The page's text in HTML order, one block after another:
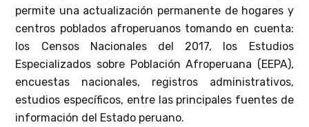
permite una actualización permanente de hogares y
centros poblados afroperuanos tomando en cuenta:
los Censos Nacionales del 2017, los Estudios
Especializados sobre Población Afroperuana (EEPA),
encuestas nacionales, registros administrativos,
estudios específicos, entre las principales fuentes de
información del Estado peruano.